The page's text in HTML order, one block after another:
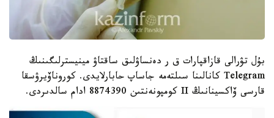
بۇل تۋرالى قازاقپارات ق ر دەنساۋلىق ساقتاۋ مينيسترلىگىنىڭ
Telegram كانالىنا سىلتەمە جاساپ حابارلايدى. كوروناۆيرۋسقا
قارسى ۆاكسينانىڭ II كومپونەنتىن 8874390 ادام سالدىردى.